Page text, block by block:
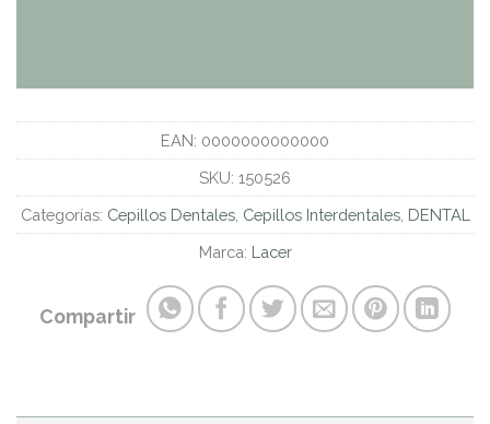
EAN: 0000000000000
SKU: 150526
Categorías: Cepillos Dentales, Cepillos Interdentales, DENTAL
Marca: Lacer
Compartir